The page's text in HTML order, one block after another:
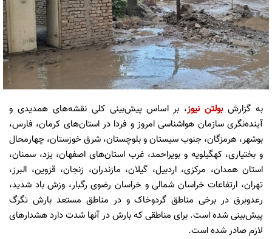
به گزارشبولتن نیوز، بر اساس پیش‌بینی کلی نقشه‌های همدیدی و
آینده‌نگری سازمان هواشناسی امروز و فردا در استان‌های کرمان،‌ فارس،
بوشهر، هرمزگان، جنوب سیستان و بلوچستان، شرق خوزستان، چهارمحال
و بختیاری، کهگیلویه و بویراحمد، غرب استان‌های اصفهان،‌ یزد، سمنان،‌
استان همدان، مرکزی، اردبیل، گیلان، مازندران، زنجان، قزوین، البرز،
تهران، ارتفاعات خراسان شمالی و خراسان رضوی رگبار،‌ وزش باد شدید،‌
رعدوبرق در برخی مناطق گردوخاک و در مناطق مستعد بارش تگرگ
پیش‌بینی شده است. برای مناطقی که بارش در آنها شدت دارد هشدارهای
لازم صادر شده است.